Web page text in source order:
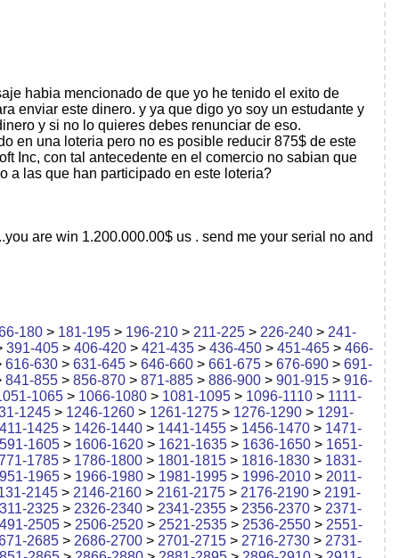
habia mencionado de que yo he tenido el exito de
enviar este dinero. y ya que digo yo soy un estudante y
y si no lo quieres debes renunciar de eso.
en una loteria pero no es posible reducir 875$ de este
Inc, con tal antecedente en el comercio no sabian que
a las que han participado en este loteria?
are win 1.200.000.00$ us . send me your serial no and
180 > 181-195 > 196-210 > 211-225 > 226-240 > 241-
391-405 > 406-420 > 421-435 > 436-450 > 451-465 > 466-
616-630 > 631-645 > 646-660 > 661-675 > 676-690 > 691-
841-855 > 856-870 > 871-885 > 886-900 > 901-915 > 916-
1065 > 1066-1080 > 1081-1095 > 1096-1110 > 1111-
1245 > 1246-1260 > 1261-1275 > 1276-1290 > 1291-
1425 > 1426-1440 > 1441-1455 > 1456-1470 > 1471-
1605 > 1606-1620 > 1621-1635 > 1636-1650 > 1651-
1785 > 1786-1800 > 1801-1815 > 1816-1830 > 1831-
1965 > 1966-1980 > 1981-1995 > 1996-2010 > 2011-
2145 > 2146-2160 > 2161-2175 > 2176-2190 > 2191-
2325 > 2326-2340 > 2341-2355 > 2356-2370 > 2371-
2505 > 2506-2520 > 2521-2535 > 2536-2550 > 2551-
2685 > 2686-2700 > 2701-2715 > 2716-2730 > 2731-